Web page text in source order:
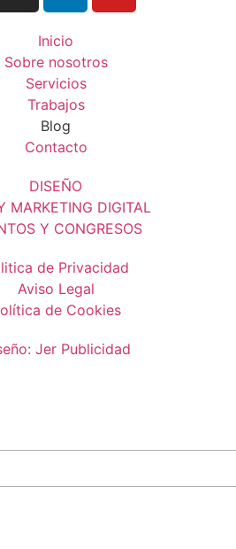
Inicio
Sobre nosotros
Servicios
Trabajos
Blog
Contacto
DISEÑO
MARKETING DIGITAL
Y CONGRESOS
de Privacidad
Aviso Legal
de Cookies
Jer Publicidad